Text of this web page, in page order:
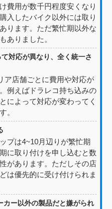
費用が数千円程度安くなり
入したバイク以外には取り
ります。ただ繁忙期以外な
ありました。
対応が異なり、全く統一さ
ア店舗ごとに費用や対応が
例えばドラレコ持ち込みの
によって対応が変わってく
。
プは4~10月辺りが繁忙期
に取り付けを申し込むと数
があります。ただしその店
は優先的に受け付けられま
カー以外の製品だと嫌がられ